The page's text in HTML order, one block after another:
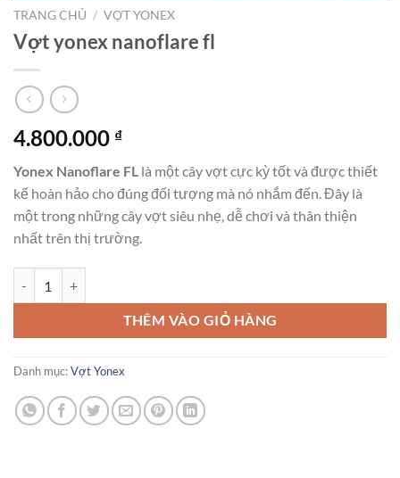
TRANG CHỦ / VỢT YONEX
Vợt yonex nanoflare fl
4.800.000 ₫
Yonex Nanoflare FL là một cây vợt cực kỳ tốt và được thiết
kế hoàn hảo cho đúng đối tượng mà nó nhắm đến. Đây là
một trong những cây vợt siêu nhẹ, dễ chơi và thân thiện
nhất trên thị trường.
THÊM VÀO GIỎ HÀNG
Danh mục:Vợt Yonex